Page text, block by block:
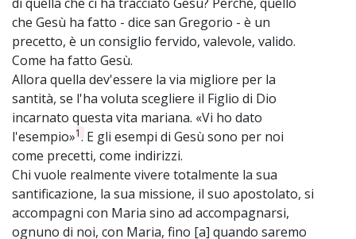
che Gesù ha fatto - dice san Gregorio - è un
precetto, è un consiglio fervido, valevole, valido.
Come ha fatto Gesù.
Allora quella dev'essere la via migliore per la
santità, se l'ha voluta scegliere il Figlio di Dio
incarnato questa vita mariana. «Vi ho dato
l'esempio»1. E gli esempi di Gesù sono per noi
come precetti, come indirizzi.
Chi vuole realmente vivere totalmente la sua
santificazione, la sua missione, il suo apostolato, si
accompagni con Maria sino ad accompagnarsi,
ognuno di noi, con Maria, fino [a] quando saremo